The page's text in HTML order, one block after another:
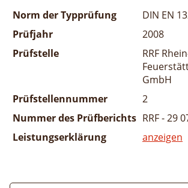
Norm der Typprüfung
DIN EN
Prüfjahr
2008
Prüfstelle
RRF
GmbH
Prüfstellennummer
2
Nummer des Prüfberichts RRF - 29
Leistungserklärung
anzeigen